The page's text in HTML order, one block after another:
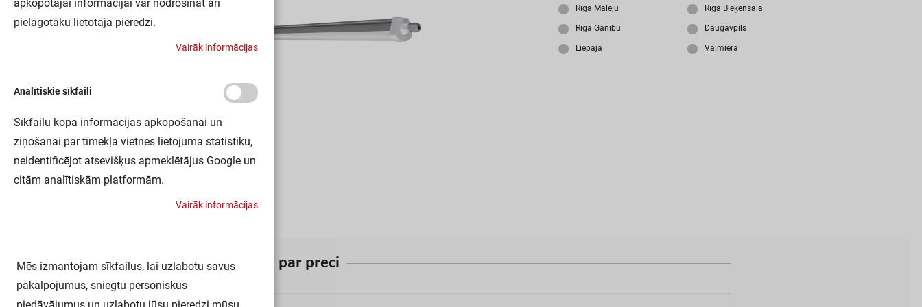
Aiz
id
Rīga Malēju Rīga Bieķensala
Rīga Ganību Daugavpils
Liepāja Valmiera
Inform par preci
apkopotajai informācijai var nodrošināt arī
pielāgotāku lietotāja pieredzi.
Vairāk informācijas
Analītiskie sīkfaili
Sīkfailu kopa informācijas apkopošanai un
ziņošanai par tīmekļa vietnes lietojuma statistiku,
neidentificējot atsevišķus apmeklētājus Google un
citām analītiskām platformām.
Vairāk informācijas
Mēs izmantojam sīkfailus, lai uzlabotu savus
pakalpojumus, sniegtu personiskus